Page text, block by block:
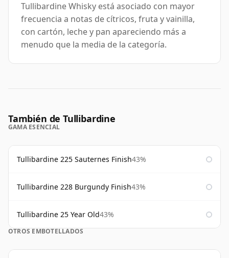
Tullibardine Whisky está asociado con mayor
frecuencia a notas de cítricos, fruta y vainilla,
con cartón, leche y pan apareciendo más a
menudo que la media de la categoría.
También de Tullibardine
GAMA ESENCIAL
Tullibardine 225 Sauternes Finish43%
Tullibardine 228 Burgundy Finish43%
Tullibardine 25 Year Old43%
OTROS EMBOTELLADOS